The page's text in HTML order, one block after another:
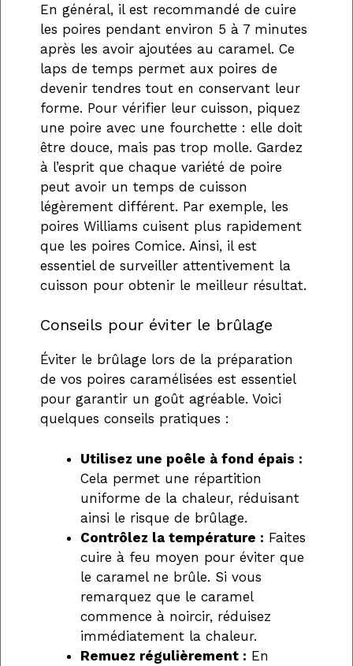
En général, il est recommandé de cuire
les poires pendant environ 5 à 7 minutes
après les avoir ajoutées au caramel. Ce
laps de temps permet aux poires de
devenir tendres tout en conservant leur
forme. Pour vérifier leur cuisson, piquez
une poire avec une fourchette : elle doit
être douce, mais pas trop molle. Gardez
à l’esprit que chaque variété de poire
peut avoir un temps de cuisson
légèrement différent. Par exemple, les
poires Williams cuisent plus rapidement
que les poires Comice. Ainsi, il est
essentiel de surveiller attentivement la
cuisson pour obtenir le meilleur résultat.
Conseils pour éviter le brûlage
Éviter le brûlage lors de la préparation
de vos poires caramélisées est essentiel
pour garantir un goût agréable. Voici
quelques conseils pratiques :
Utilisez une poêle à fond épais :
Cela permet une répartition
uniforme de la chaleur, réduisant
ainsi le risque de brûlage.
Contrôlez la température : Faites
cuire à feu moyen pour éviter que
le caramel ne brûle. Si vous
remarquez que le caramel
commence à noircir, réduisez
immédiatement la chaleur.
Remuez régulièrement : En